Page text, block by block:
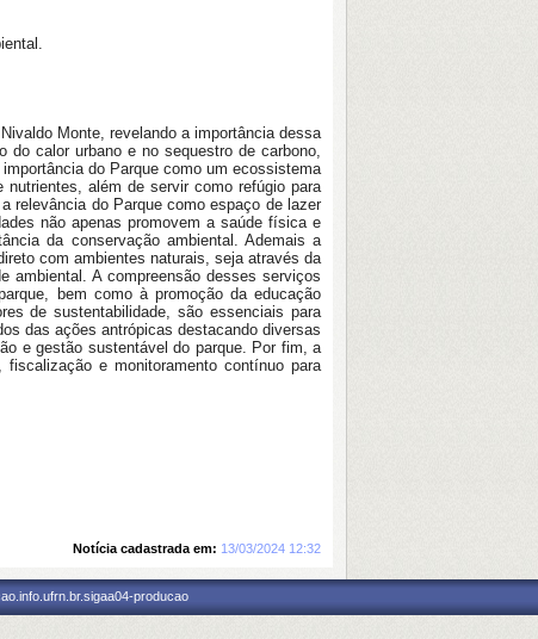
Monte, revelando a importância dessa
do calor urbano e no sequestro de carbono,
do Parque como um ecossistema
além de servir como refúgio para
relevância do Parque como espaço de lazer
não apenas promovem a saúde física e
da conservação ambiental. Ademais a
com ambientes naturais, seja através da
ambiental. A compreensão desses serviços
bem como à promoção da educação
de sustentabilidade, são essenciais para
das ações antrópicas destacando diversas
e gestão sustentável do parque. Por fim, a
e monitoramento contínuo para
Notícia cadastrada em: 13/03/2024 12:32
producao